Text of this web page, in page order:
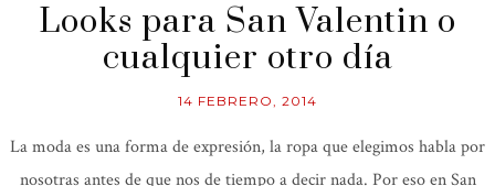
Looks para San Valentin o
cualquier otro día
14 FEBRERO, 2014
La moda es una forma de expresión, la ropa que elegimos habla por
nosotras antes de que nos de tiempo a decir nada. Por eso en San